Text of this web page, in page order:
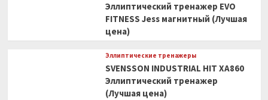
Эллиптический тренажер EVO
FITNESS Jess магнитный (Лучшая
цена)
Эллиптические тренажеры
SVENSSON INDUSTRIAL HIT XA860
Эллиптический тренажер
(Лучшая цена)